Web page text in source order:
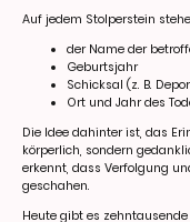
Auf jedem Stolperstein
der Name der
Geburtsjahr
Schicksal (z. B.
Ort und Jahr des
Die Idee dahinter ist, das
körperlich, sondern
erkennt, dass Verfolgung
geschahen.
Heute gibt es